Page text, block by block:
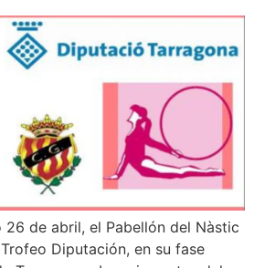
de abril, el Pabellón del Nàstic
Diputación, en su fase